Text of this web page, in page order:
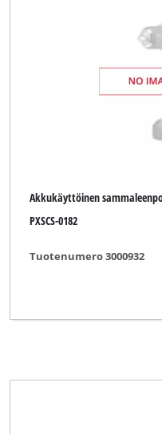
Akkukäyttöinen
PXSCS-0182
Tuotenumero 3000932